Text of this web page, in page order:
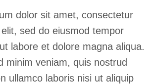
dolor sit amet, consectetur
sed do eiusmod tempor
labore et dolore magna aliqua.
minim veniam, quis nostrud
ullamco laboris nisi ut aliquip